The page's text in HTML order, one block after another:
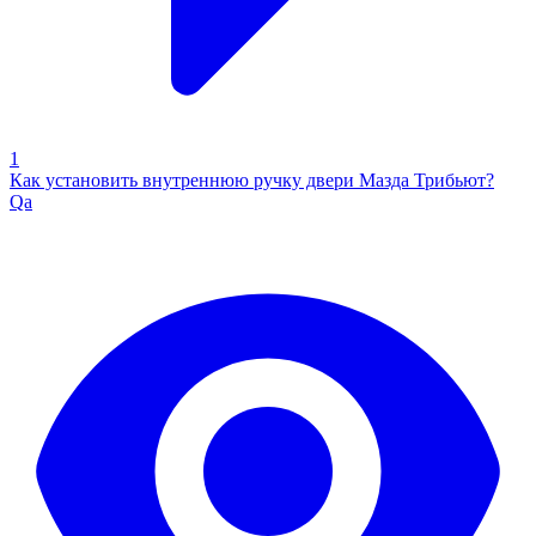
1
Как установить внутреннюю ручку двери Мазда Трибьют?
Qa